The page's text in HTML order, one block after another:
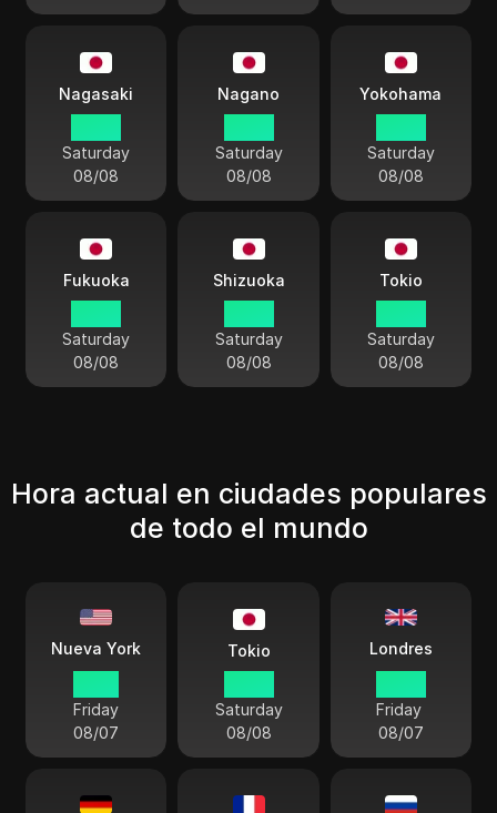
Nagasaki
Saturday
08/08
Nagano
Saturday
08/08
Yokohama
Saturday
08/08
Fukuoka
Saturday
08/08
Shizuoka
Saturday
08/08
Tokio
Saturday
08/08
Hora actual en ciudades populares
de todo el mundo
Nueva York
Friday
08/07
Tokio
Saturday
08/08
Londres
Friday
08/07